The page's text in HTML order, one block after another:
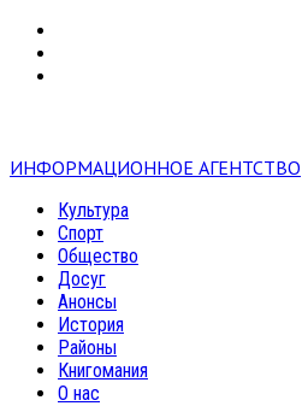
ИНФОРМАЦИОННОЕ АГЕНТСТВО
Культура
Спорт
Общество
Досуг
Анонсы
История
Районы
Книгомания
О нас